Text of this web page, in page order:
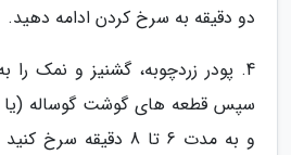
دو دقیقه به سرخ کردن ادامه دهید.
4. پودر زردچوبه، گشنیز و نمک را
سپس قطعه های گوشت گوساله (یا
و به مدت 6 تا 8